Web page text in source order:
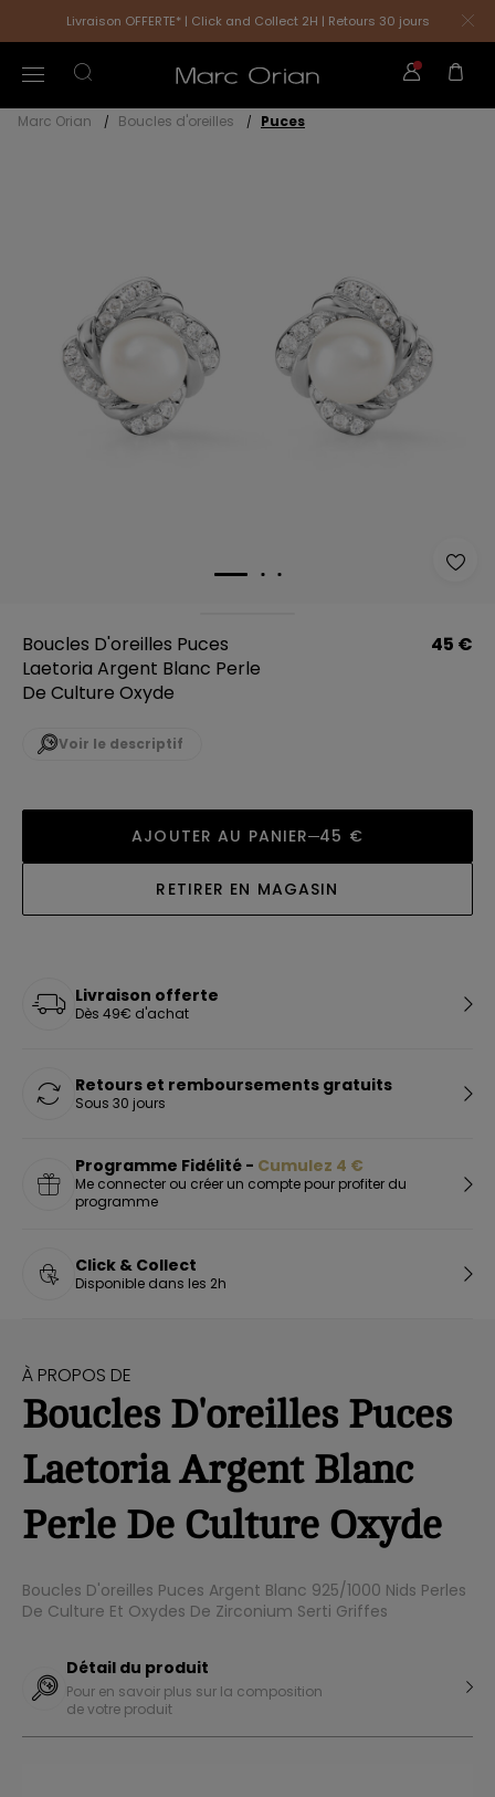
Livraison OFFERTE* | Click and Collect 2H | Retours 30 jours
Marc Orian Boucles d'oreilles Puces
Boucles D'oreilles Puces
Laetoria Argent Blanc Perle
De Culture Oxyde
45 €
Voir le descriptif
AJOUTER AU PANIER 45 €
RETIRER EN MAGASIN
Livraison offerte
Dès 49€ d'achat
Retours et remboursements gratuits
Sous 30 jours
Programme Fidélité - Cumulez 4 €
Me connecter ou créer un compte pour profiter du
programme
Click & Collect
Disponible dans les 2h
À PROPOS DE
Boucles D'oreilles Puces
Laetoria Argent Blanc
Perle De Culture Oxyde
Boucles D'oreilles Puces Argent Blanc 925/1000 Nids Perles
De Culture Et Oxydes De Zirconium Serti Griffes
Détail du produit
Pour en savoir plus sur la composition
de votre produit